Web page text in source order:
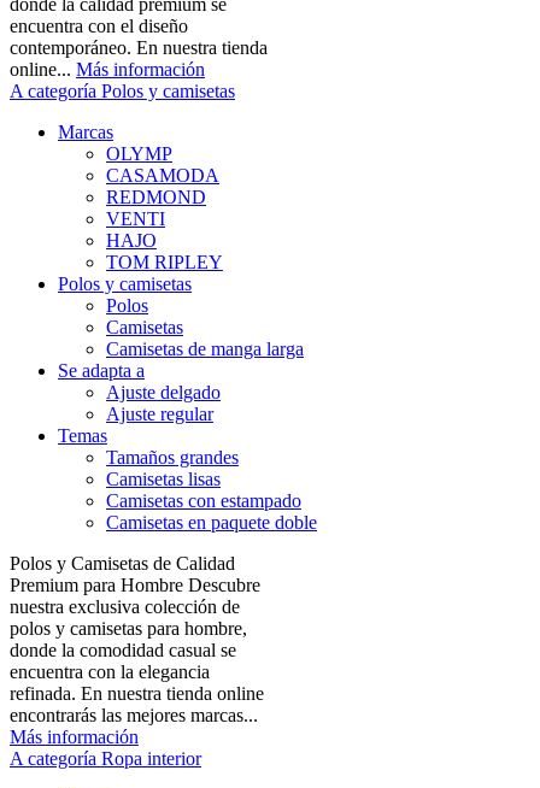
donde la calidad premium se
encuentra con el diseño
contemporáneo. En nuestra tienda
online... Más información
A categoría Polos y camisetas
Marcas
OLYMP
CASAMODA
REDMOND
VENTI
HAJO
TOM RIPLEY
Polos y camisetas
Polos
Camisetas
Camisetas de manga larga
Se adapta a
Ajuste delgado
Ajuste regular
Temas
Tamaños grandes
Camisetas lisas
Camisetas con estampado
Camisetas en paquete doble
Polos y Camisetas de Calidad
Premium para Hombre Descubre
nuestra exclusiva colección de
polos y camisetas para hombre,
donde la comodidad casual se
encuentra con la elegancia
refinada. En nuestra tienda online
encontrarás las mejores marcas...
Más información
A categoría Ropa interior